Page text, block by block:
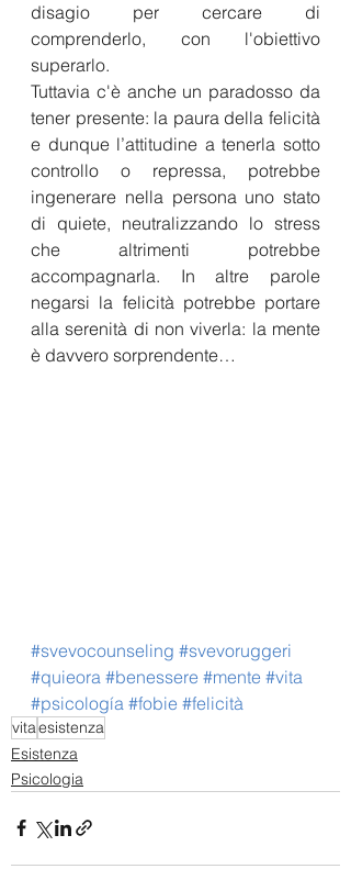
disagio per cercare di
comprenderlo, con l'obiettivo
superarlo.
Tuttavia c'è anche un paradosso da
tener presente: la paura della felicità
e dunque l’attitudine a tenerla sotto
controllo o repressa, potrebbe
ingenerare nella persona uno stato
di quiete, neutralizzando lo stress
che altrimenti potrebbe
accompagnarla. In altre parole
negarsi la felicità potrebbe portare
alla serenità di non viverla: la mente
è davvero sorprendente…
#svevocounseling #svevoruggeri
#quieora #benessere #mente #vita
#psicología #fobie #felicità
vitaesistenza
Esistenza
Psicologia